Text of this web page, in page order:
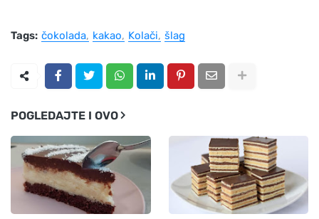
Tags: čokolada kakao Kolači šlag
POGLEDAJTE I OVO